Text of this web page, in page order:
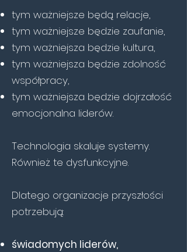
tym ważniejsze będą relacje,
tym ważniejsze będzie zaufanie,
tym ważniejsza będzie kultura,
tym ważniejsza będzie zdolność
współpracy,
tym ważniejsza będzie dojrzałość
emocjonalna liderów.
Technologia skaluje systemy.
Również te dysfunkcyjne.
Dlatego organizacje przyszłości
potrzebują:
świadomych liderów,